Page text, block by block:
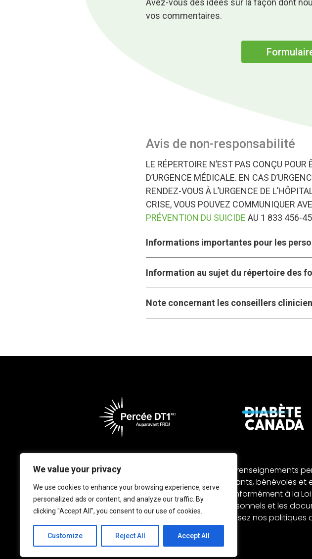
We value your privacy
We use cookies to enhance your browsing experience, serve
personalized ads or content, and analyze our traffic. By
clicking "Accept All", you consent to our use of cookies.
Customize Reject All Accept All
vos commentaires.
Avis de non-responsabilité
LE RÉPERTOIRE N’EST PAS CONÇU
D’URGENCE MÉDICALE. EN CAS
RENDEZ-VOUS À L’URGENCE DE
CRISE, VOUS POUVEZ COMMUNIQUER
PRÉVENTION DU SUICIDE AU 1 833 456-
Informations importantes pour les
Information au sujet du répertoire des
Note concernant les conseillers
Percée DT1 s’engage à protéger les renseignements
confiés par nos donateurs, participants, bénévoles et
vos renseignements personnels conformément à la
protection des renseignements personnels et les
(LPRPDE) et autres lois applicables. Lisez nos politiques
d'accessibilité.